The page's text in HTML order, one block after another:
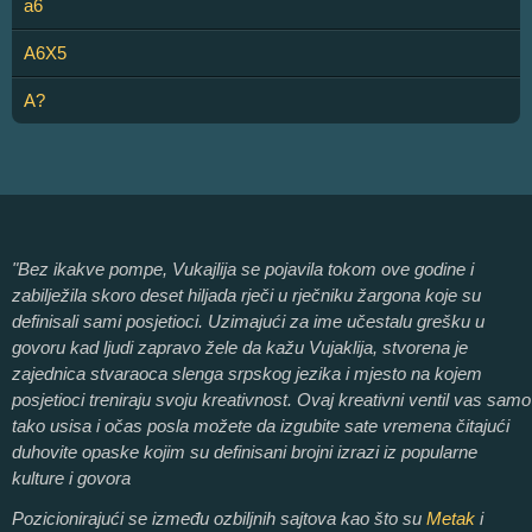
a6
A6X5
A?
"Bez ikakve pompe, Vukajlija se pojavila tokom ove godine i
zabilježila skoro deset hiljada rječi u rječniku žargona koje su
definisali sami posjetioci. Uzimajući za ime učestalu grešku u
govoru kad ljudi zapravo žele da kažu Vujaklija, stvorena je
zajednica stvaraoca slenga srpskog jezika i mjesto na kojem
posjetioci treniraju svoju kreativnost. Ovaj kreativni ventil vas samo
tako usisa i očas posla možete da izgubite sate vremena čitajući
duhovite opaske kojim su definisani brojni izrazi iz popularne
kulture i govora
Pozicionirajući se između ozbiljnih sajtova kao što su Metak i